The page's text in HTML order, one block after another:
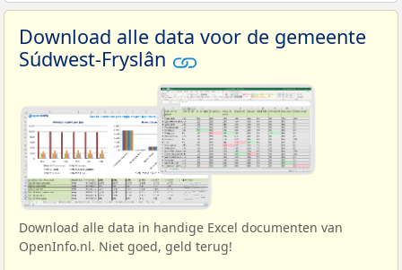
Download alle data voor de gemeente
Súdwest-Fryslân
Download alle data in handige Excel documenten van
OpenInfo.nl. Niet goed, geld terug!